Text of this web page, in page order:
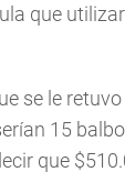
que
se le
15
que